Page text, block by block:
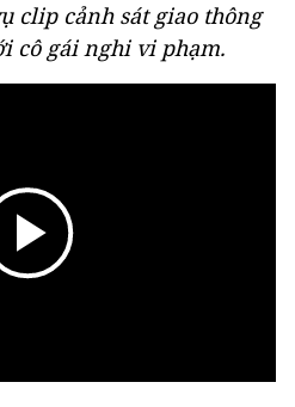
clip cảnh sát giao thông
cô gái nghi vi phạm.